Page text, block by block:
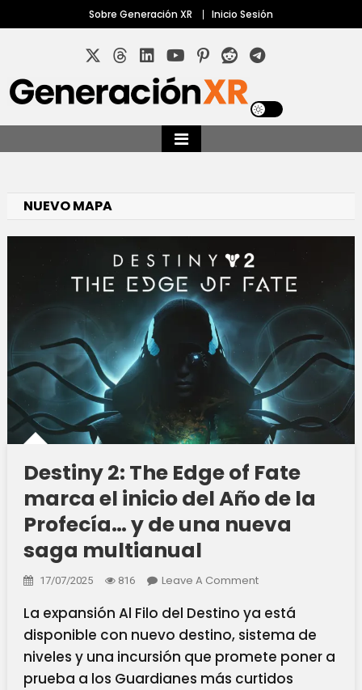
to
Sobre Generación XR Inicio Sesión
Generación XR
Tu sitio sobre realidad virtual y aumentada
NUEVO MAPA
Destiny 2: The Edge of Fate
marca el inicio del Año de la
Profecía… y de una nueva
saga multianual
17/07/2025 816 Leave A CommentOn
2:
The
Edge
Of
Fate
La expansión Al Filo del Destino ya está
disponible con nuevo destino, sistema de
niveles y una incursión que promete poner a
prueba a los Guardianes más curtidos